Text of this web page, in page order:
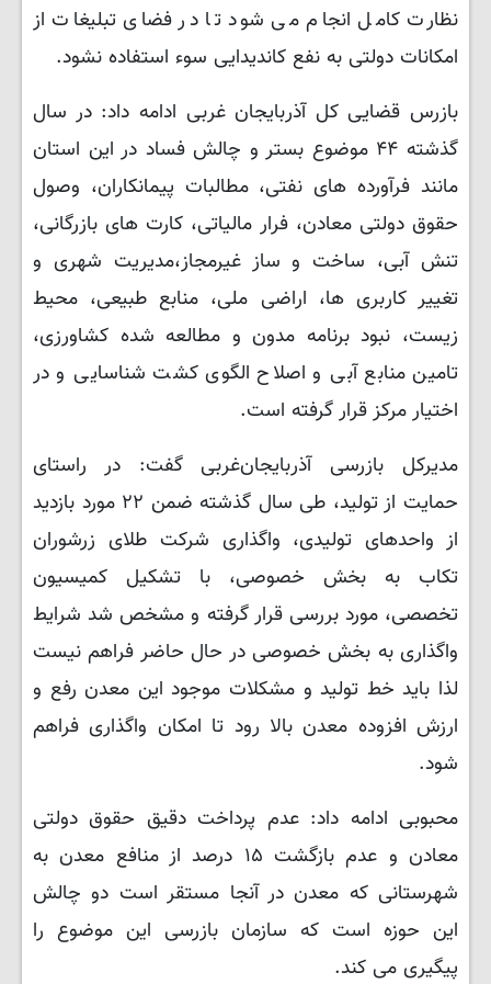
نظارت کامل انجام می شود تا در فضای تبلیغات از
امکانات دولتی به نفع کاندیدایی سوء استفاده نشود.
بازرس قضایی کل آذربایجان غربی ادامه داد: در سال
گذشته ۴۴ موضوع بستر و چالش فساد در این استان
مانند فرآورده های نفتی، مطالبات پیمانکاران، وصول
حقوق دولتی معادن، فرار مالیاتی، کارت های بازرگانی،
تنش آبی، ساخت و ساز غیرمجاز،مدیریت شهری و
تغییر کاربری ها، اراضی ملی، منابع طبیعی، محیط
زیست، نبود برنامه مدون و مطالعه شده کشاورزی،
تامین منابع آبی و اصلاح الگوی کشت شناسایی و در
اختیار مرکز قرار گرفته است.
مدیرکل بازرسی آذربایجان‌غربی گفت: در راستای
حمایت از تولید، طی سال گذشته ضمن ۲۲ مورد بازدید
از واحدهای تولیدی، واگذاری شرکت طلای زرشوران
تکاب به بخش خصوصی، با تشکیل کمیسیون
تخصصی، مورد بررسی قرار گرفته و مشخص شد شرایط
واگذاری به بخش خصوصی در حال حاضر فراهم نیست
لذا باید خط تولید و مشکلات موجود این معدن رفع و
ارزش افزوده معدن بالا رود تا امکان واگذاری فراهم
شود.
محبوبی ادامه داد: عدم پرداخت دقیق حقوق دولتی
معادن و عدم بازگشت ۱۵ درصد از منافع معدن به
شهرستانی که معدن در آنجا مستقر است دو چالش
این حوزه است که سازمان بازرسی این موضوع را
پیگیری می کند.